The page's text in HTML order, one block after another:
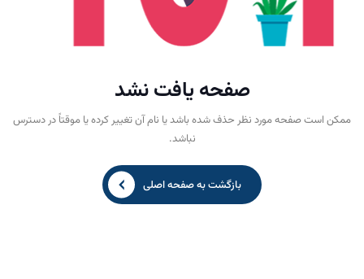
صفحه یافت نشد
ممکن است صفحه مورد نظر حذف شده باشد یا نام آن تغییر کرده یا موقتاً در دسترس
نباشد.
بازگشت به صفحه اصلی